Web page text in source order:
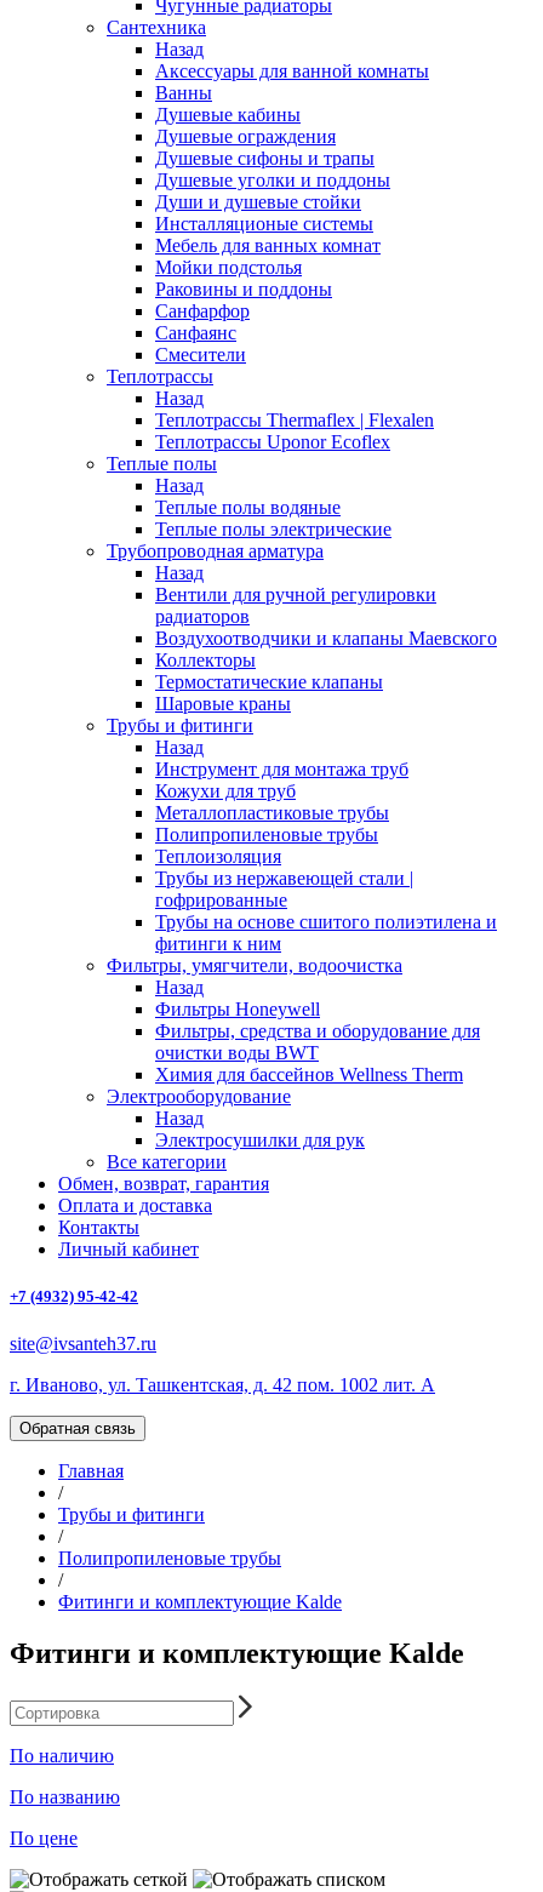
Чугунные радиаторы
Сантехника
Назад
Аксессуары для ванной комнаты
Ванны
Душевые кабины
Душевые ограждения
Душевые сифоны и трапы
Душевые уголки и поддоны
Души и душевые стойки
Инсталляционые системы
Мебель для ванных комнат
Мойки подстолья
Раковины и поддоны
Санфарфор
Санфаянс
Смесители
Теплотрассы
Назад
Теплотрассы Thermaflex | Flexalen
Теплотрассы Uponor Ecoflex
Теплые полы
Назад
Теплые полы водяные
Теплые полы электрические
Трубопроводная арматура
Назад
Вентили для ручной регулировки
радиаторов
Воздухоотводчики и клапаны Маевского
Коллекторы
Термостатические клапаны
Шаровые краны
Трубы и фитинги
Назад
Инструмент для монтажа труб
Кожухи для труб
Металлопластиковые трубы
Полипропиленовые трубы
Теплоизоляция
Трубы из нержавеющей стали |
гофрированные
Трубы на основе сшитого полиэтилена и
фитинги к ним
Фильтры, умягчители, водоочистка
Назад
Фильтры Honeywell
Фильтры, средства и оборудование для
очистки воды BWT
Химия для бассейнов Wellness Therm
Электрооборудование
Назад
Электросушилки для рук
Все категории
Обмен, возврат, гарантия
Оплата и доставка
Контакты
Личный кабинет
+7 (4932) 95-42-42
site@ivsanteh37.ru
г. Иваново, ул. Ташкентская, д. 42 пом. 1002 лит. А
Обратная связь
Главная
/
Трубы и фитинги
/
Полипропиленовые трубы
/
Фитинги и комплектующие Kalde
Фитинги и комплектующие Kalde
По наличию
По названию
По цене